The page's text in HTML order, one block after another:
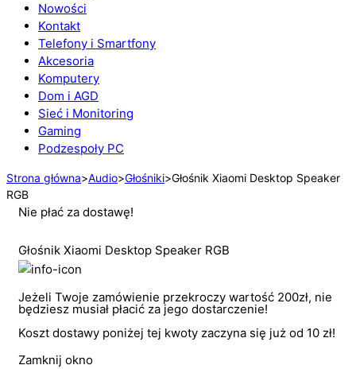
Nowości
Kontakt
Telefony i Smartfony
Akcesoria
Komputery
Dom i AGD
Sieć i Monitoring
Gaming
Podzespoły PC
Strona główna>Audio>Głośniki>Głośnik Xiaomi Desktop Speaker
RGB
Nie płać za dostawę!
Głośnik Xiaomi Desktop Speaker RGB
Jeżeli Twoje zamówienie przekroczy wartość 200zł, nie
będziesz musiał płacić za jego dostarczenie!
Koszt dostawy poniżej tej kwoty zaczyna się już od 10 zł!
Zamknij okno